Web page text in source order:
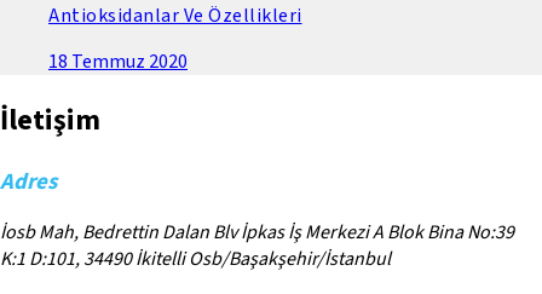
Antioksidanlar Ve Özellikleri
18 Temmuz 2020
İletişim
Adres
İosb Mah, Bedrettin Dalan Blv İpkas İş Merkezi A Blok Bina No:39
K:1 D:101, 34490 İkitelli Osb/Başakşehir/İstanbul